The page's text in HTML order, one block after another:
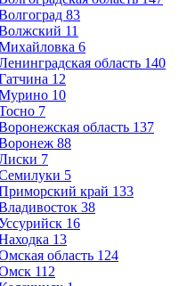
83
11
6
область 140
12
10
7
область 137
88
7
5
край 133
38
16
13
область 124
112